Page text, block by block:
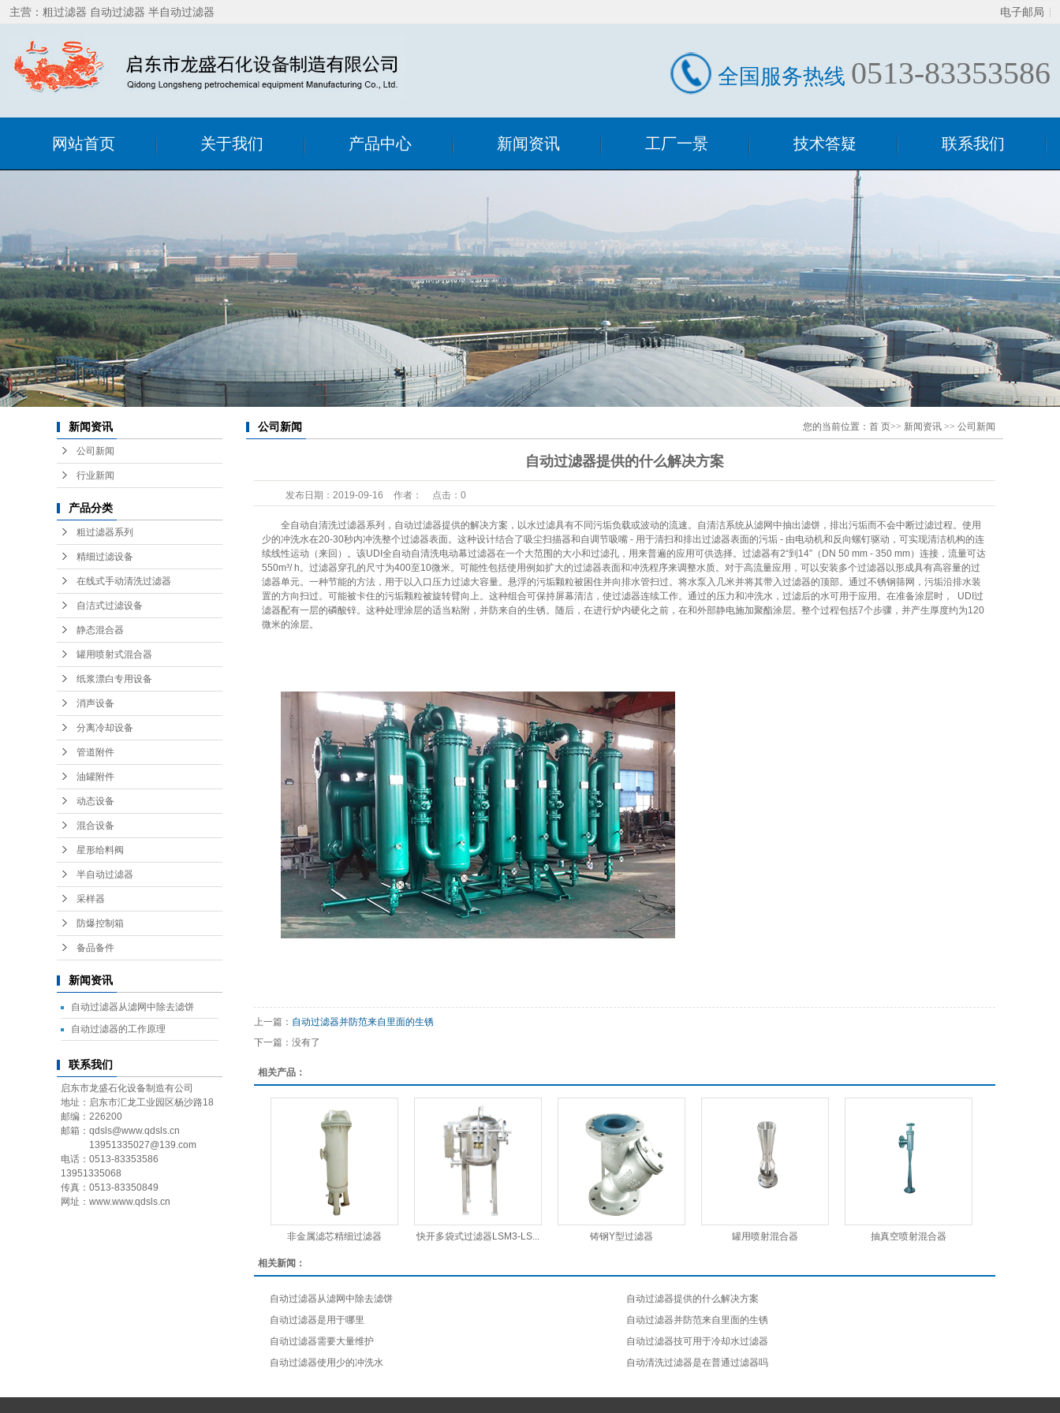
主营：粗过滤器 自动过滤器 半自动过滤器 电子邮局
全国服务热线 0513-83353586
网站首页 关于我们
销售网络
产品中心
在线式手动清洗
过滤器
自洁式过滤设备
静态混合器
罐用喷射式混合
器
纸浆漂白专用设
备
消声设备
油罐附件
混合设备
星形给料阀
半自动过滤器
备品备件
新闻资讯
行业新闻
工厂一景 技术答疑
过滤器相关
联系我们
新闻资讯
公司新闻
行业新闻
产品分类
粗过滤器系列
精细过滤设备
在线式手动清洗过滤器
自洁式过滤设备
静态混合器
罐用喷射式混合器
纸浆漂白专用设备
消声设备
分离冷却设备
管道附件
油罐附件
动态设备
混合设备
星形给料阀
半自动过滤器
采样器
防爆控制箱
备品备件
新闻资讯
自动过滤器从滤网中除去滤饼
自动过滤器的工作原理
联系我们
启东市龙盛石化设备制造有公司
地址：启东市汇龙工业园区杨沙路18
邮编：226200
邮箱：qdsls@www.qdsls.cn
13951335027@139.com
电话：0513-83353586
13951335068
传真：0513-83350849
网址：www.www.qdsls.cn
公司新闻 您的当前位置： 首 页>> 新闻资讯 >> 公司新闻
自动过滤器提供的什么解决方案
发布日期： 2019-09-16 作者： 点击： 0
全自动自清洗过滤器系列，自动过滤器提供的解决方案，以水过滤具有不同污垢负载或波动的流速。自清洁系统从滤网中抽出滤饼，排出污垢而不会中断过滤过程。使用
少的冲洗水在20-30秒内冲洗整个过滤器表面。这种设计结合了吸尘扫描器和自调节吸嘴 - 用于清扫和排出过滤器表面的污垢 - 由电动机和反向螺钉驱动，可实现清洁机构的连
续线性运动（来回）。该UDI全自动自清洗电动幕过滤器在一个大范围的大小和过滤孔，用来普遍的应用可供选择。过滤器有2“到14”（DN 50 mm - 350 mm）连接，流量可达
550m³/ h。过滤器穿孔的尺寸为400至10微米。可能性包括使用例如扩大的过滤器表面和冲洗程序来调整水质。对于高流量应用，可以安装多个过滤器以形成具有高容量的过
滤器单元。一种节能的方法，用于以入口压力过滤大容量。悬浮的污垢颗粒被困住并向排水管扫过。将水泵入几米并将其带入过滤器的顶部。通过不锈钢筛网，污垢沿排水装
置的方向扫过。可能被卡住的污垢颗粒被旋转臂向上。这种组合可保持屏幕清洁，使过滤器连续工作。通过的压力和冲洗水，过滤后的水可用于应用。在准备涂层时， UDI过
滤器配有一层的磷酸锌。这种处理涂层的适当粘附，并防来自的生锈。随后，在进行炉内硬化之前，在和外部静电施加聚酯涂层。整个过程包括7个步骤，并产生厚度约为120
微米的涂层。
上一篇： 自动过滤器并防范来自里面的生锈
下一篇：没有了
相关产品：
非金属滤芯精细过滤器 快开多袋式过滤器LSM3-LS... 铸钢Y型过滤器 罐用喷射混合器 抽真空喷射混合器
相关新闻：
自动过滤器从滤网中除去滤饼
自动过滤器提供的什么解决方案
​自动过滤器是用于哪里
自动过滤器并防范来自里面的生锈
自动过滤器需要大量维护
自动过滤器技可用于冷却水过滤器
自动过滤器使用少的冲洗水
自动清洗过滤器是在普通过滤器吗